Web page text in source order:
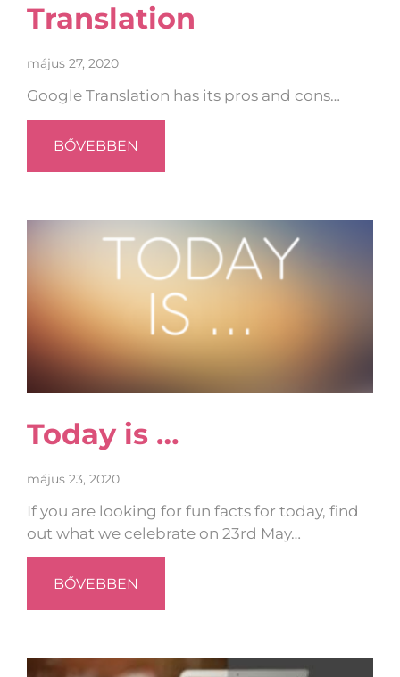
Translation
május 27, 2020
Google Translation has its pros and cons…
BŐVEBBEN
Today is …
május 23, 2020
If you are looking for fun facts for today, find
out what we celebrate on 23rd May…
BŐVEBBEN